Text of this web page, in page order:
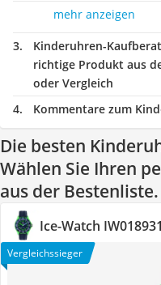
mehr anzeigen
Kinderuhren-
richtige Produkt aus
oder Vergleich
Kommentare zum
Die besten
Wählen Sie Ihren
aus der Bestenliste.
Ice-Watch IW018931
Vergleichssieger